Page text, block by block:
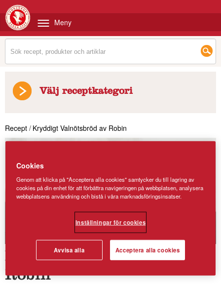
Meny
Välj receptkategori
Recept / Kryddigt Valnötsbröd av Robin
Kryddigt Valnötsbröd av
Robin
Cookies
Genom att klicka på "Acceptera alla cookies" samtycker du till lagring av
cookies på din enhet för att förbättra navigeringen på webbplatsen, analysera
webbplatsens användning och bistå i våra marknadsföringsinsatser.
Inställningar för cookies
Avvisa alla Acceptera alla cookies